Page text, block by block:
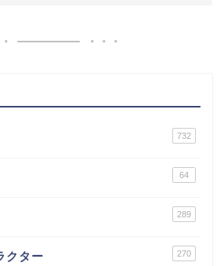
732
64
289
クター 270